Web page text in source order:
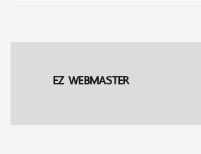
EZ WEBMASTER